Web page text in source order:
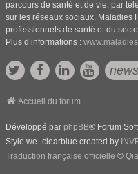
parcours de santé et de vie, par
sur les réseaux sociaux. Maladies
professionnels de santé et du
Plus d’informations :
Accueil du forum
Développé par phpBB® Forum
Style we_clearblue created by
Traduction française officielle ©